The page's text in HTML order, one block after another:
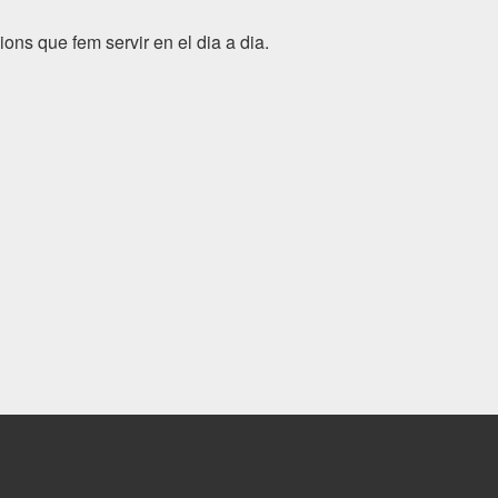
que fem servir en el dia a dia.